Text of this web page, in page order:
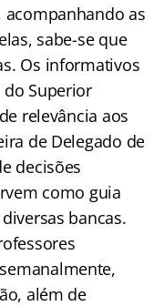
as
sabe-se que
Os informativos
do Superior
relevância aos
de Delegado de
decisões
como guia
bancas.
além de